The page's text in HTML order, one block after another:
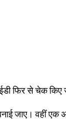
फिर से चेक किए
जाए। वहीं